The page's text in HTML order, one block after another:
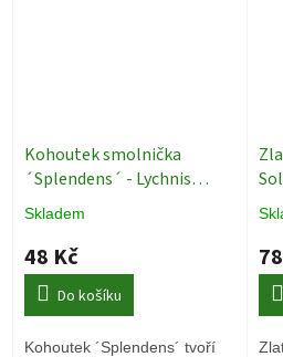
Kohoutek smolnička
´Splendens´ - Lychnis
viscaria ´Splendens´
Skladem
48 Kč
Do košíku
Kohoutek ´Splendens´ tvoří